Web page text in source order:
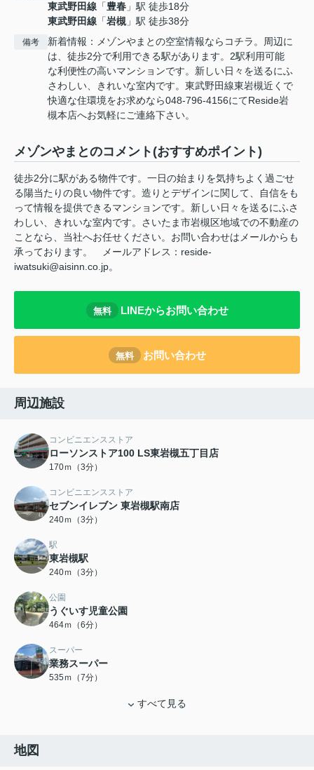
東武野田線 「豊春 」駅 徒歩18分
東武野田線 「岩槻 」駅 徒歩38分
備考
新着情報：メゾンやまとの空室情報ならコチラ。周辺に
は、徒歩2分で利用できる駅があります。2駅利用可能
な利便性の高いマンションです。新しい日々を送るにふ
さわしい、きれいな室内です。東武野田線東岩槻近くで
快適な住環境をお求めなら048-796-4156にてReside岩
槻本店へお気軽にご連絡下さい。
メゾンやまとのコメント(おすすめポイント)
徒歩2分に駅がある物件です。一日の始まりを気持ちよく過ごせ
る陽当たりの良い物件です。造りとデザインに関して、自信をも
って情報を提供できるマンションです。新しい日々を送るにふさ
わしい、きれいな室内です。さいたま市岩槻区地域での不動産の
ことなら、当社へお任せください。お問い合わせはメールからも
承っております。 メールアドレス：reside-
iwatsuki@aisinn.co.jp。
無料 LINEからお問い合わせ
無料 お問い合わせ
周辺施設
コンビニエンスストア
ローソンストア100 LS東岩槻五丁目店
170ｍ（3分）
コンビニエンスストア
セブンイレブン 東岩槻駅南店
240ｍ（3分）
駅
東岩槻駅
240ｍ（3分）
公園
うぐいす児童公園
464ｍ（6分）
スーパー
業務スーパー
535ｍ（7分）
すべて見る
地図